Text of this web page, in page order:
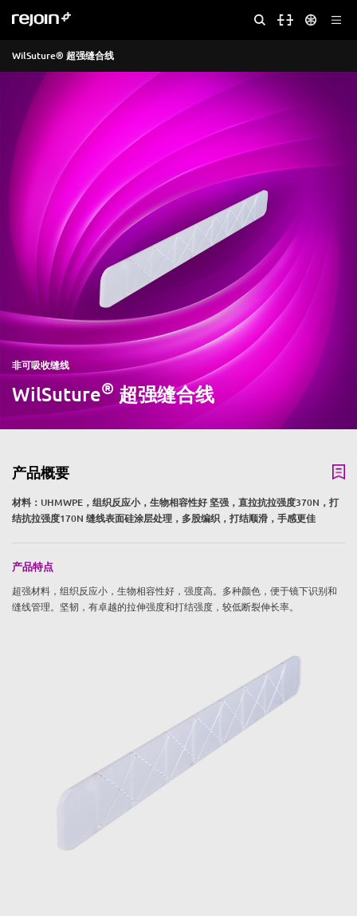
WilSuture® 超强缝合线
非可吸收缝线
WilSuture® 超强缝合线
产品概要
材料：UHMWPE，组织反应小，生物相容性好 坚强，直拉抗拉强度370N，打
结抗拉强度170N 缝线表面硅涂层处理，多股编织，打结顺滑，手感更佳
产品特点
超强材料，组织反应小，生物相容性好，强度高。多种颜色，便于镜下识别和
缝线管理。坚韧，有卓越的拉伸强度和打结强度，较低断裂伸长率。